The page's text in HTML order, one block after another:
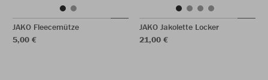
JAKO Fleecemütze
5,00 €
JAKO Jakolette Locker
21,00 €